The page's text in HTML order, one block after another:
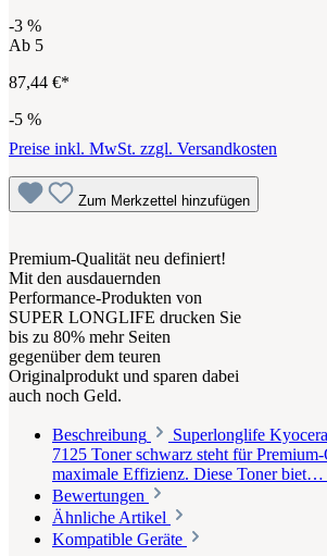
-3 %
Ab 5
87,44 €*
-5 %
Preise inkl. MwSt. zzgl. Versandkosten
Zum Merkzettel hinzufügen
Premium-Qualität neu definiert!
Mit den ausdauernden
Performance-Produkten von
SUPER LONGLIFE drucken Sie
bis zu 80% mehr Seiten
gegenüber dem teuren
Originalprodukt und sparen dabei
auch noch Geld.
Beschreibung
Superlonglife
7125 Toner schwarz steht für
maximale Effizienz. Diese Toner biet…
Bewertungen
Ähnliche Artikel
Kompatible Geräte